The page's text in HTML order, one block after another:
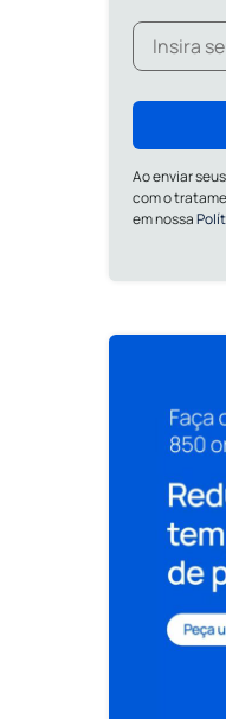
Ao enviar
com o
em nossa